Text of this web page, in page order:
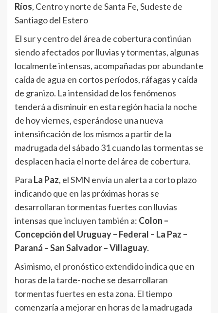
Ríos, Centro y norte de Santa Fe, Sudeste de
Santiago del Estero
El sur y centro del área de cobertura continúan
siendo afectados por lluvias y tormentas, algunas
localmente intensas, acompañadas por abundante
caída de agua en cortos períodos, ráfagas y caída
de granizo. La intensidad de los fenómenos
tenderá a disminuir en esta región hacia la noche
de hoy viernes, esperándose una nueva
intensificación de los mismos a partir de la
madrugada del sábado 31 cuando las tormentas se
desplacen hacia el norte del área de cobertura.
Para La Paz, el SMN envía un alerta a corto plazo
indicando que en las próximas horas se
desarrollaran tormentas fuertes con lluvias
intensas que incluyen también a: Colon –
Concepción del Uruguay – Federal – La Paz –
Paraná – San Salvador – Villaguay.
Asimismo, el pronóstico extendido indica que en
horas de la tarde- noche se desarrollaran
tormentas fuertes en esta zona. El tiempo
comenzaría a mejorar en horas de la madrugada